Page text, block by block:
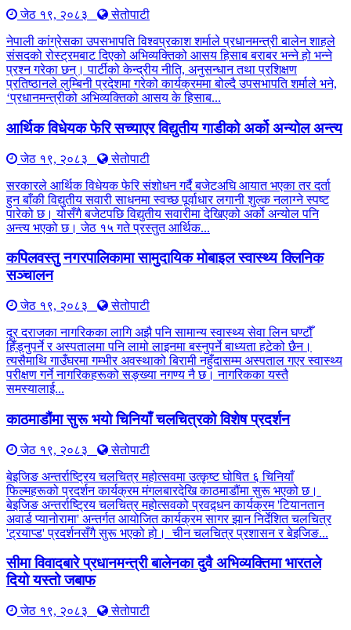
जेठ १९, २०८३
सेतोपाटी
नेपाली कांग्रेसका उपसभापति विश्वप्रकाश शर्माले प्रधानमन्त्री बालेन शाहले
संसदको रोस्ट्रमबाट दिएको अभिव्यक्तिको आसय हिसाब बराबर भन्ने हो भन्ने
प्रश्न गरेका छन्। पार्टीको केन्द्रीय नीति, अनुसन्धान तथा प्रशिक्षण
प्रतिष्ठानले लुम्बिनी प्रदेशमा गरेको कार्यक्रममा बोल्दै उपसभापति शर्माले भने,
‘प्रधानमन्त्रीको अभिव्यक्तिको आसय के हिसाब...
आर्थिक विधेयक फेरि सच्याएर विद्युतीय गाडीको अर्को अन्योल अन्त्य
जेठ १९, २०८३
सेतोपाटी
सरकारले आर्थिक विधेयक फेरि संशोधन गर्दै बजेटअघि आयात भएका तर दर्ता
हुन बाँकी विद्युतीय सवारी साधनमा स्वच्छ पूर्वाधार लगानी शुल्क नलाग्ने स्पष्ट
पारेको छ। योसँगै बजेटपछि विद्युतीय सवारीमा देखिएको अर्को अन्योल पनि
अन्त्य भएको छ। जेठ १५ गते प्रस्तुत आर्थिक...
कपिलवस्तु नगरपालिकामा सामुदायिक मोबाइल स्वास्थ्य क्लिनिक
सञ्चालन
जेठ १९, २०८३
सेतोपाटी
दूर दराजका नागरिकका लागि अझै पनि सामान्य स्वास्थ्य सेवा लिन घण्टौँ
हिँड्नुपर्ने र अस्पतालमा पनि लामो लाइनमा बस्नुपर्ने बाध्यता हटेको छैन।
त्यसैमाथि गाउँघरमा गम्भीर अवस्थाको बिरामी नहुँदासम्म अस्पताल गएर स्वास्थ्य
परीक्षण गर्ने नागरिकहरूको सङ्ख्या नगण्य नै छ। नागरिकका यस्तै
समस्यालाई...
काठमाडौंमा सुरू भयो चिनियाँ चलचित्रको विशेष प्रदर्शन
जेठ १९, २०८३
सेतोपाटी
बेइजिङ अन्तर्राष्ट्रिय चलचित्र महोत्सवमा उत्कृष्ट घोषित ६ चिनियाँ
फिल्महरूको प्रदर्शन कार्यक्रम मंगलबारदेखि काठमाडौंमा सुरू भएको छ।
बेइजिङ अन्तर्राष्ट्रिय चलचित्र महोत्सवको प्रवद्र्धन कार्यक्रम 'टियानतान
अवार्ड प्यानोरामा' अन्तर्गत आयोजित कार्यक्रम सागर झान निर्देशित चलचित्र
'ट्रयाप्ड' प्रदर्शनसँगै सुरू भएको हो। चीन चलचित्र प्रशासन र बेइजिङ...
सीमा विवादबारे प्रधानमन्त्री बालेनका दुवै अभिव्यक्तिमा भारतले
दियो यस्तो जबाफ
जेठ १९, २०८३
सेतोपाटी